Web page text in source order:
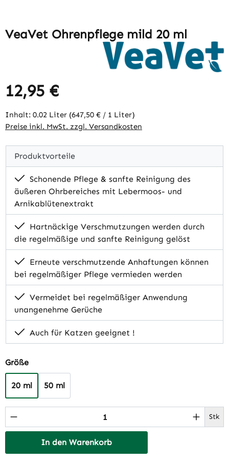
VeaVet Ohrenpflege mild 20 ml
Regulärer Preis:
12,95 €
Inhalt: 0.02 Liter (647,50 € / 1 Liter)
Preise inkl. MwSt. zzgl. Versandkosten
Produktvorteile
Schonende Pflege & sanfte Reinigung des
äußeren Ohrbereiches mit Lebermoos- und
Arnikablütenextrakt
Hartnäckige Verschmutzungen werden durch
die regelmäßige und sanfte Reinigung gelöst
Erneute verschmutzende Anhaftungen können
bei regelmäßiger Pflege vermieden werden
Vermeidet bei regelmäßiger Anwendung
unangenehme Gerüche
Auch für Katzen geeignet !
Größeauswählen
20 ml 50 ml
Produkt Anzahl: Gib den gewünschten Stk
In den Warenkorb